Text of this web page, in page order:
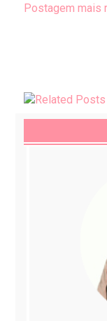
Postagem mais